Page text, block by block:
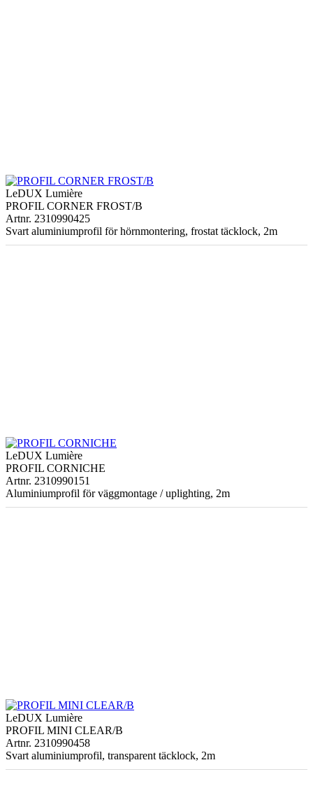
LeDUX Lumière
PROFIL CORNER FROST/B
Artnr. 2310990425
Svart aluminiumprofil för hörnmontering, frostat täcklock, 2m
LeDUX Lumière
PROFIL CORNICHE
Artnr. 2310990151
Aluminiumprofil för väggmontage / uplighting, 2m
LeDUX Lumière
PROFIL MINI CLEAR/B
Artnr. 2310990458
Svart aluminiumprofil, transparent täcklock, 2m